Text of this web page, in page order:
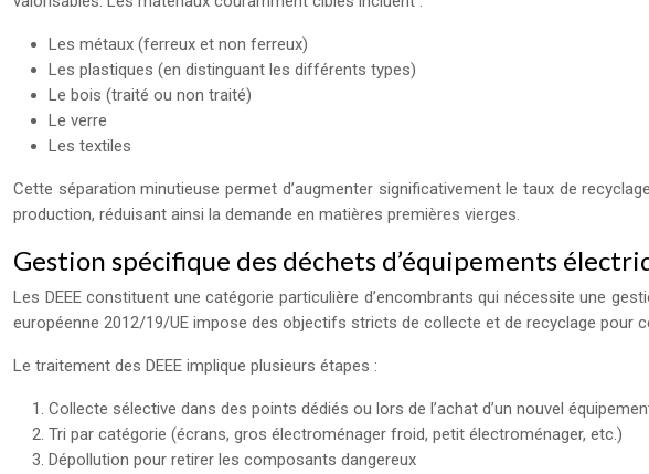
Les métaux (ferreux et non ferreux)
Les plastiques (en distinguant les différents types)
Le bois (traité ou non traité)
Le verre
Les textiles
Cette séparation minutieuse permet d’augmenter significativement le taux de
production, réduisant ainsi la demande en matières premières vierges.
Gestion spécifique des déchets d’équipements
Les DEEE constituent une catégorie particulière d’encombrants qui nécessite une
européenne 2012/19/UE impose des objectifs stricts de collecte et de recyclage pour
Le traitement des DEEE implique plusieurs étapes :
Collecte sélective dans des points dédiés ou lors de l’achat d’un nouvel
Tri par catégorie (écrans, gros électroménager froid, petit électroménager, etc.)
Dépollution pour retirer les composants dangereux